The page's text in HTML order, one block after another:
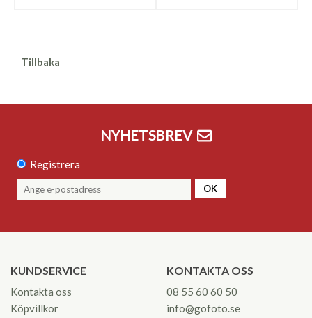
Tillbaka
NYHETSBREV
Registrera
OK
KUNDSERVICE
Kontakta oss
Köpvillkor
KONTAKTA OSS
08 55 60 60 50
info@gofoto.se